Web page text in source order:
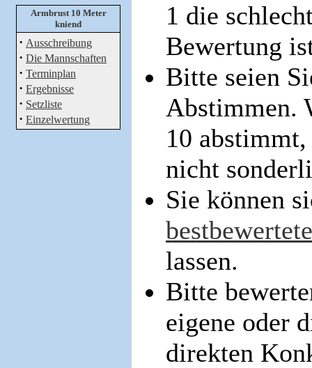
Armbrust 10 Meter
kniend
· Ausschreibung
· Die Mannschaften
· Terminplan
· Ergebnisse
· Setzliste
· Einzelwertung
1 die
Bewertung
Bitte seien
Abstimmen.
10
nicht
Sie können
lassen.
Bitte
eigene oder
direkten